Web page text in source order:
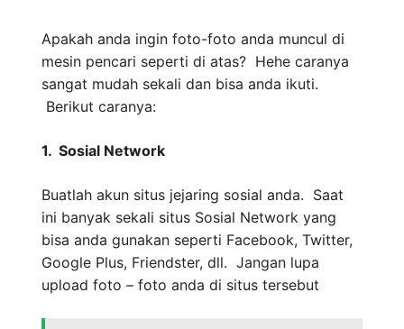
Apakah anda ingin foto-foto anda muncul di
mesin pencari seperti di atas? Hehe caranya
sangat mudah sekali dan bisa anda ikuti.
Berikut caranya:
1. Sosial Network
Buatlah akun situs jejaring sosial anda. Saat
ini banyak sekali situs Sosial Network yang
bisa anda gunakan seperti Facebook, Twitter,
Google Plus, Friendster, dll. Jangan lupa
upload foto – foto anda di situs tersebut